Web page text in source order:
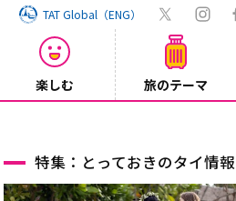
TAT Global（ENG）
楽しむ 旅のテーマ
特集：とっておきのタイ情報